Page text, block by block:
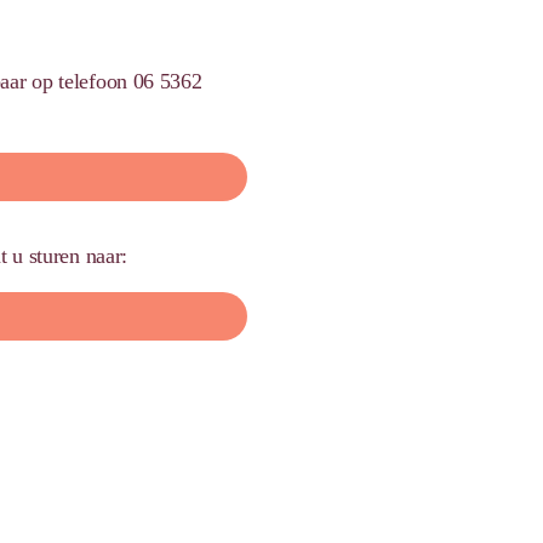
op telefoon 06 5362
u sturen naar: